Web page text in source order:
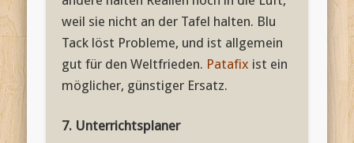
weil sie nicht an der Tafel halten. Blu
Tack löst Probleme, und ist allgemein
gut für den Weltfrieden. Patafix ist ein
möglicher, günstiger Ersatz.
7. Unterrichtsplaner